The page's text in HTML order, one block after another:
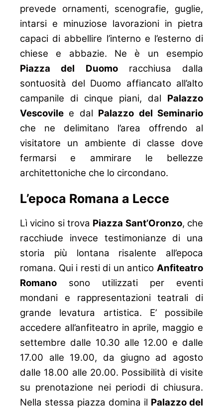
prevede ornamenti, scenografie, guglie,
intarsi e minuziose lavorazioni in pietra
capaci di abbellire l’interno e l’esterno di
chiese e abbazie. Ne è un esempio
Piazza del Duomoracchiusa dalla
sontuosità del Duomo affiancato all’alto
campanile di cinque piani, dal Palazzo
Vescovile e dal Palazzo del Seminario
che ne delimitano l’area offrendo al
visitatore un ambiente di classe dove
fermarsi e ammirare le bellezze
architettoniche che lo circondano.
L’epoca Romana a Lecce
Lì vicino si trova Piazza Sant’Oronzo, che
racchiude invece testimonianze di una
storia più lontana risalente all’epoca
romana. Qui i resti di un antico Anfiteatro
Romano sono utilizzati per eventi
mondani e rappresentazioni teatrali di
grande levatura artistica. E’ possibile
accedere all’anfiteatro in aprile, maggio e
settembre dalle 10.30 alle 12.00 e dalle
17.00 alle 19.00, da giugno ad agosto
dalle 18.00 alle 20.00. Possibilità di visite
su prenotazione nei periodi di chiusura.
Nella stessa piazza domina il Palazzo del